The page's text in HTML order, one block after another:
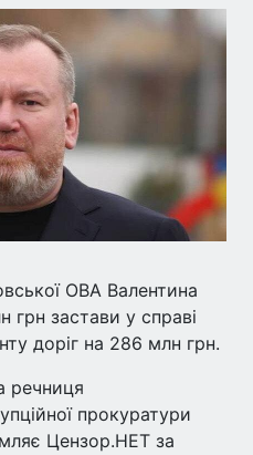
ОВА Валентина
грн застави у справі
доріг на 286 млн грн.
речниця
прокуратури
Цензор.НЕТ за